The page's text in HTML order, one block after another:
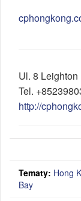
Ul. 8 Leighton
Tel.
http://
Tematy: Hong
Bay